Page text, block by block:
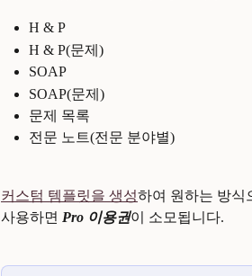
H & P
H & P(문제)
SOAP
SOAP(문제)
문제 목록
전문 노트(전문 분야별)
커스텀 템플릿을 생성하여 원하는 방식
사용하면 Pro 이용권이 소모됩니다.